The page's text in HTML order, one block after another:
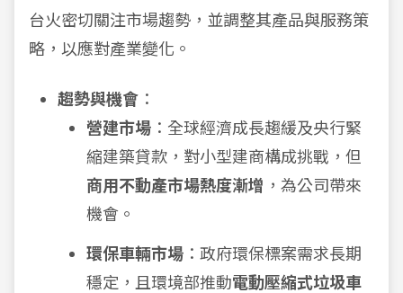
台火密切關注市場趨勢，並調整其產品與服務策
略，以應對產業變化。
趨勢與機會 ：
營建市場 ：全球經濟成長趨緩及央行緊
縮建築貸款，對小型建商構成挑戰，但
商用不動產市場熱度漸增 ，為公司帶來
機會。
環保車輛市場 ：政府環保標案需求長期
穩定，且環境部推動電動壓縮式垃圾車